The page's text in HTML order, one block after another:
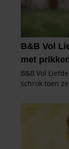
partners voor
partners
informatie die u
verzameld op
gaat akkoord
gebruiken.